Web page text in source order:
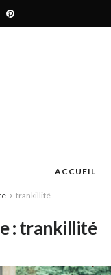
ACCUEIL
trankillité
:trankillité